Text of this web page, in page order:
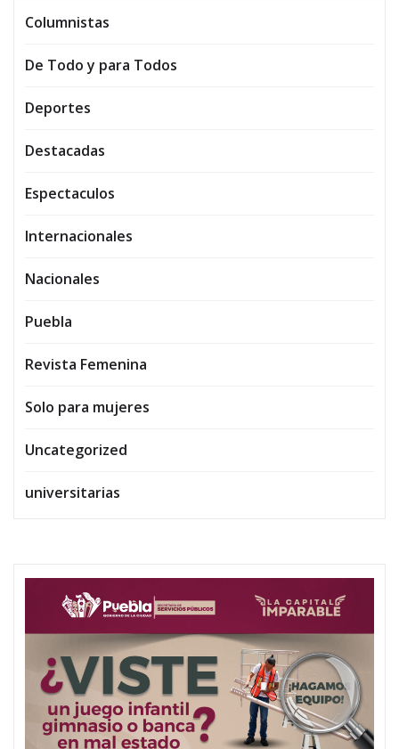
Columnistas
De Todo y para Todos
Deportes
Destacadas
Espectaculos
Internacionales
Nacionales
Puebla
Revista Femenina
Solo para mujeres
Uncategorized
universitarias